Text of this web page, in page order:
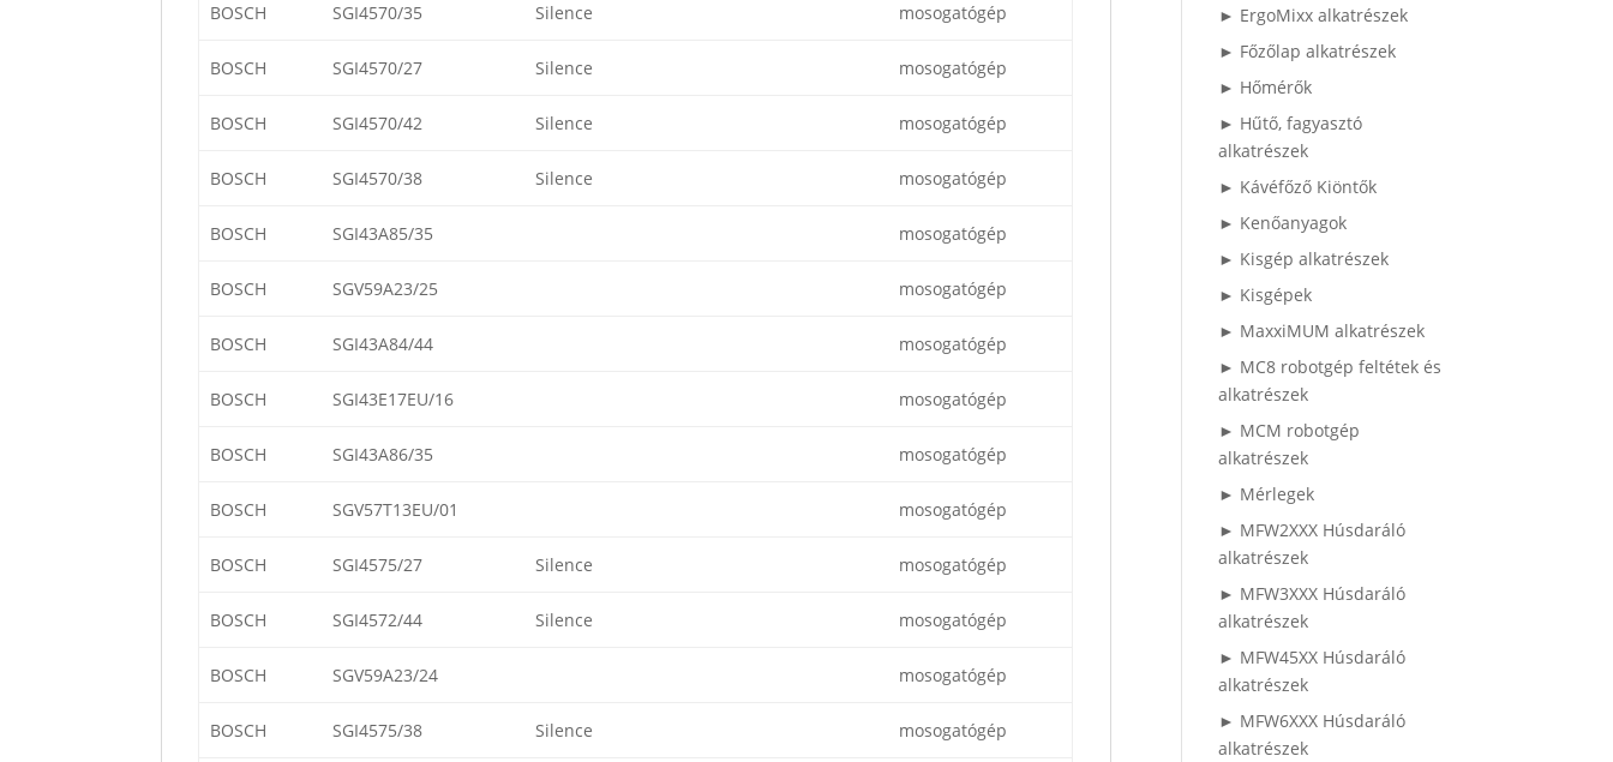
BOSCH SGI4570/35 Silence mosogatógép
BOSCH SGI4570/27 Silence mosogatógép
BOSCH SGI4570/42 Silence mosogatógép
BOSCH SGI4570/38 Silence mosogatógép
BOSCH SGI43A85/35 mosogatógép
BOSCH SGV59A23/25 mosogatógép
BOSCH SGI43A84/44 mosogatógép
BOSCH SGI43E17EU/16 mosogatógép
BOSCH SGI43A86/35 mosogatógép
BOSCH SGV57T13EU/01 mosogatógép
BOSCH SGI4575/27 Silence mosogatógép
BOSCH SGI4572/44 Silence mosogatógép
BOSCH SGV59A23/24 mosogatógép
BOSCH SGI4575/38 Silence mosogatógép
► ErgoMixx alkatrészek
► Főzőlap alkatrészek
► Hőmérők
► Hűtő, fagyasztó
alkatrészek
► Kávéfőző Kiöntők
► Kenőanyagok
► Kisgép alkatrészek
► Kisgépek
► MaxxiMUM alkatrészek
► MC8 robotgép feltétek és
alkatrészek
► MCM robotgép
alkatrészek
► Mérlegek
► MFW2XXX Húsdaráló
alkatrészek
► MFW3XXX Húsdaráló
alkatrészek
► MFW45XX Húsdaráló
alkatrészek
► MFW6XXX Húsdaráló
alkatrészek